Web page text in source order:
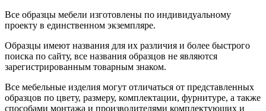
Все образцы мебели изготовлены по индивидуальному
проекту в единственном экземпляре.
Образцы имеют названия для их различия и более быстрого
поиска по сайту, все названия образцов не являются
зарегистрированным товарным знаком.
Все мебельные изделия могут отличаться от представленных
образцов по цвету, размеру, комплектации, фурнитуре, а также
способами монтажа и производителями комплектующих и